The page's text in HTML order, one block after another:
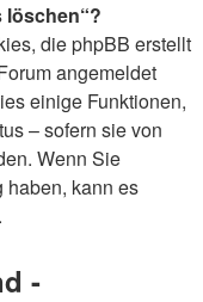
löschen“?
die phpBB erstellt
angemeldet
einige Funktionen,
– sofern sie von
Wenn Sie
haben, kann es
-